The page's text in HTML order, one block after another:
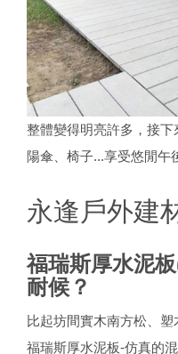
整體變得明亮許多，接
陽傘、椅子...享受悠閒午
永逢戶外建
福瑞斯厚水泥
耐候？
比起坊間實木南方松、塑
福瑞斯厚水泥板-仿真的